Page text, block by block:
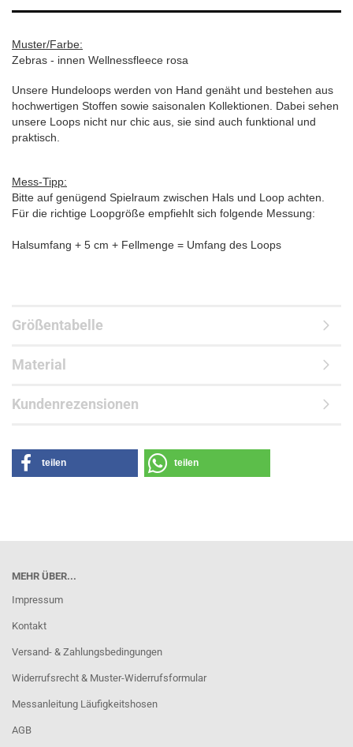
Muster/Farbe:
Zebras - innen Wellnessfleece rosa
Unsere Hundeloops werden von Hand genäht und bestehen aus
hochwertigen Stoffen sowie saisonalen Kollektionen. Dabei sehen
unsere Loops nicht nur chic aus, sie sind auch funktional und
praktisch.
Mess-Tipp:
Bitte auf genügend Spielraum zwischen Hals und Loop achten.
Für die richtige Loopgröße empfiehlt sich folgende Messung:
Halsumfang + 5 cm + Fellmenge = Umfang des Loops
Größentabelle
Material
Kundenrezensionen
teilen teilen
MEHR ÜBER...
Impressum
Kontakt
Versand- & Zahlungsbedingungen
Widerrufsrecht & Muster-Widerrufsformular
Messanleitung Läufigkeitshosen
AGB